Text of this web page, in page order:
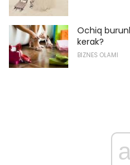
Ochiq
kerak?
BIZNES OLAMI